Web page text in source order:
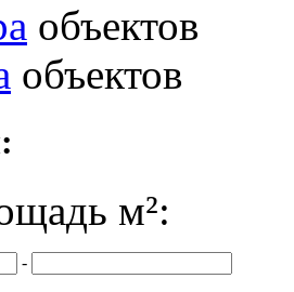
объектов
объектов
м²:
-